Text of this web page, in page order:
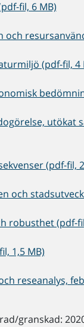
fil, 6 MB)
och
(pdf-fil, 4
utökat
(pdf-fil,
och
robusthet (pdf-
1,5 MB)
reseanalys,
granskad: